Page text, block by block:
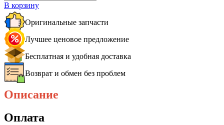
В корзину
Оригинальные запчасти
Лучшее ценовое предложение
Бесплатная и удобная доставка
Возврат и обмен без проблем
Описание
Оплата